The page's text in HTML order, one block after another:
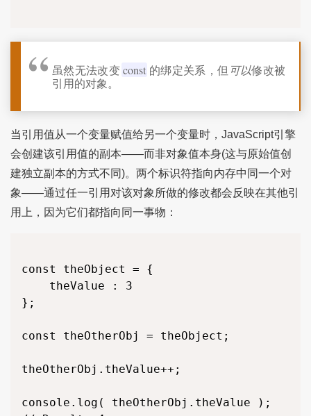
虽然无法改变 const 的绑定关系，但 可以修改被
引用的对象。
当引用值从一个变量赋值给另一个变量时，JavaScript引擎
会创建该引用值的副本——而非对象值本身(这与原始值创
建独立副本的方式不同)。两个标识符指向内存中同一个对
象——通过任一引用对该对象所做的修改都会反映在其他引
用上，因为它们都指向同一事物：
const theObject = {
};
const theOtherObj = theObject;
theOtherObj.theValue++;
console.log( theOtherObj.theValue );